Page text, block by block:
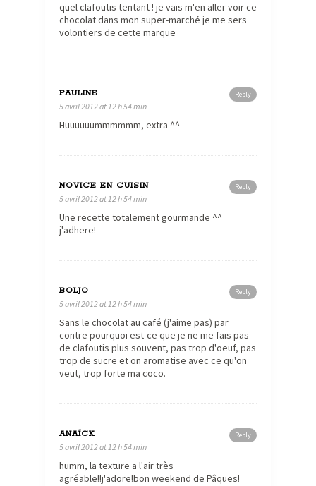
quel clafoutis tentant ! je vais m'en aller voir ce
chocolat dans mon super-marché je me sers
volontiers de cette marque
Reply
PAULINE
5 avril 2012 at 12 h 54 min
Huuuuuummmmmm, extra ^^
Reply
NOVICE EN CUISIN
5 avril 2012 at 12 h 54 min
Une recette totalement gourmande ^^
j'adhere!
Reply
BOLJO
5 avril 2012 at 12 h 54 min
Sans le chocolat au café (j'aime pas) par
contre pourquoi est-ce que je ne me fais pas
de clafoutis plus souvent, pas trop d'oeuf, pas
trop de sucre et on aromatise avec ce qu'on
veut, trop forte ma coco.
Reply
ANAÏCK
5 avril 2012 at 12 h 54 min
humm, la texture a l'air très
agréable!!j'adore!bon weekend de Pâques!